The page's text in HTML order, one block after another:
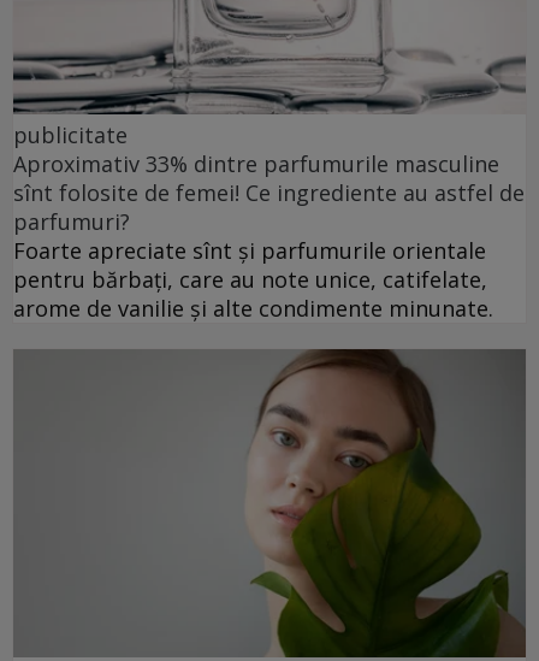
publicitate
Aproximativ 33% dintre parfumurile masculine
sînt folosite de femei! Ce ingrediente au astfel de
parfumuri?
Foarte apreciate sînt și parfumurile orientale
pentru bărbați, care au note unice, catifelate,
arome de vanilie și alte condimente minunate.